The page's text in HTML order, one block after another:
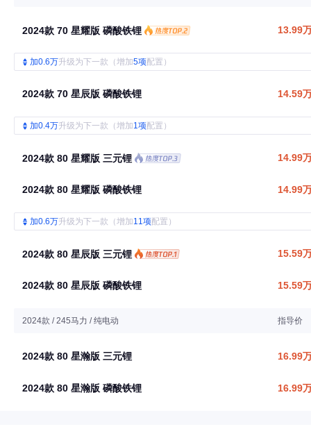
2024款 70 星耀版 磷酸铁锂 13.99
加0.6万升级为下一款（增加5项配置）
2024款 70 星辰版 磷酸铁锂 14.59
加0.4万升级为下一款（增加1项配置）
2024款 80 星耀版 三元锂 14.99
2024款 80 星耀版 磷酸铁锂 14.99
加0.6万升级为下一款（增加11项配置）
2024款 80 星辰版 三元锂 15.59
2024款 80 星辰版 磷酸铁锂 15.59
2024款 / 245马力 / 纯电动 指导价
2024款 80 星瀚版 三元锂 16.99
2024款 80 星瀚版 磷酸铁锂 16.99